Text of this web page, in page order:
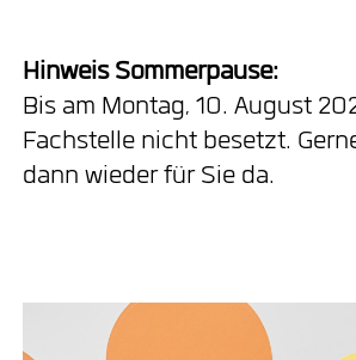
Hinweis Sommerpause:
Bis am Montag, 10. August
Fachstelle nicht besetzt.
dann wieder für Sie da.